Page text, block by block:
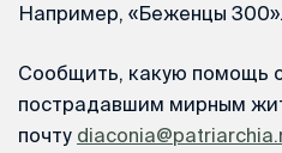
Например, «Беженцы 300».
Сообщить, какую помощь
пострадавшим мирным
почту